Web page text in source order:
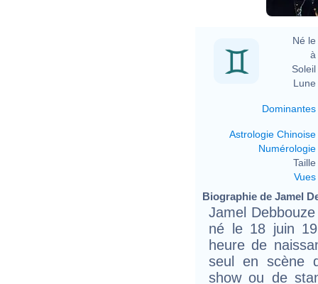
Né le
à
Soleil
Lune
Dominantes
Astrologie Chinoise
Numérologie
Taille
Vues
Biographie de Jamel
Jamel
né le 18 juin
heure de
seul en scène
show ou de